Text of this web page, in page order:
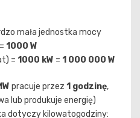
mała jednostka mocy
1000 W
= 1000 kW = 1 000 000 W
pracuje przez 1 godzinę,
lub produkuje energię)
dotyczy kilowatogodziny: